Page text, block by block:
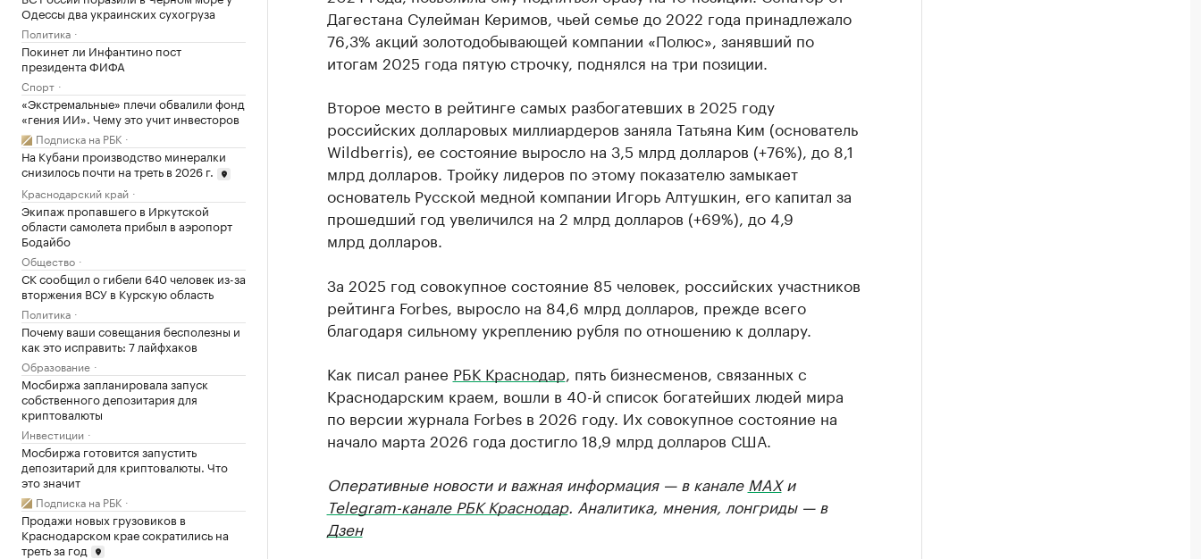
Одессы два украинских сухогруза
Политика
Покинет ли Инфантино пост
президента ФИФА
Спорт
«Экстремальные» плечи обвалили фонд
«гения ИИ». Чему это учит инвесторов
Подписка на РБК
На Кубани производство минералки
снизилось почти на треть в 2026 г.
Краснодарский край
Экипаж пропавшего в Иркутской
области самолета прибыл в аэропорт
Бодайбо
Общество
СК сообщил о гибели 640 человек из-за
вторжения ВСУ в Курскую область
Политика
Почему ваши совещания бесполезны и
как это исправить: 7 лайфхаков
Образование
Мосбиржа запланировала запуск
собственного депозитария для
криптовалюты
Инвестиции
Мосбиржа готовится запустить
депозитарий для криптовалюты. Что
это значит
Подписка на РБК
Продажи новых грузовиков в
Краснодарском крае сократились на
треть за год
Дагестана Сулейман Керимов, чьей семье до 2022 года принадлежало
76,3% акций золотодобывающей компании «Полюс», занявший по
итогам 2025 года пятую строчку, поднялся на три позиции.
Второе место в рейтинге самых разбогатевших в 2025 году
российских долларовых миллиардеров заняла Татьяна Ким (основатель
Wildberris), ее состояние выросло на 3,5 млрд долларов (+76%), до 8,1
млрд долларов. Тройку лидеров по этому показателю замыкает
основатель Русской медной компании Игорь Алтушкин, его капитал за
прошедший год увеличился на 2 млрд долларов (+69%), до 4,9
млрд долларов.
За 2025 год совокупное состояние 85 человек, российских участников
рейтинга Forbes, выросло на 84,6 млрд долларов, прежде всего
благодаря сильному укреплению рубля по отношению к доллару.
Как писал ранее РБК Краснодар , пять бизнесменов, связанных с
Краснодарским краем, вошли в 40-й список богатейших людей мира
по версии журнала Forbes в 2026 году. Их совокупное состояние на
начало марта 2026 года достигло 18,9 млрд долларов США.
Оперативные новости и важная информация — в канале MAXи
Telegram-канале РБК Краснодар. Аналитика, мнения, лонгриды — в
Дзен